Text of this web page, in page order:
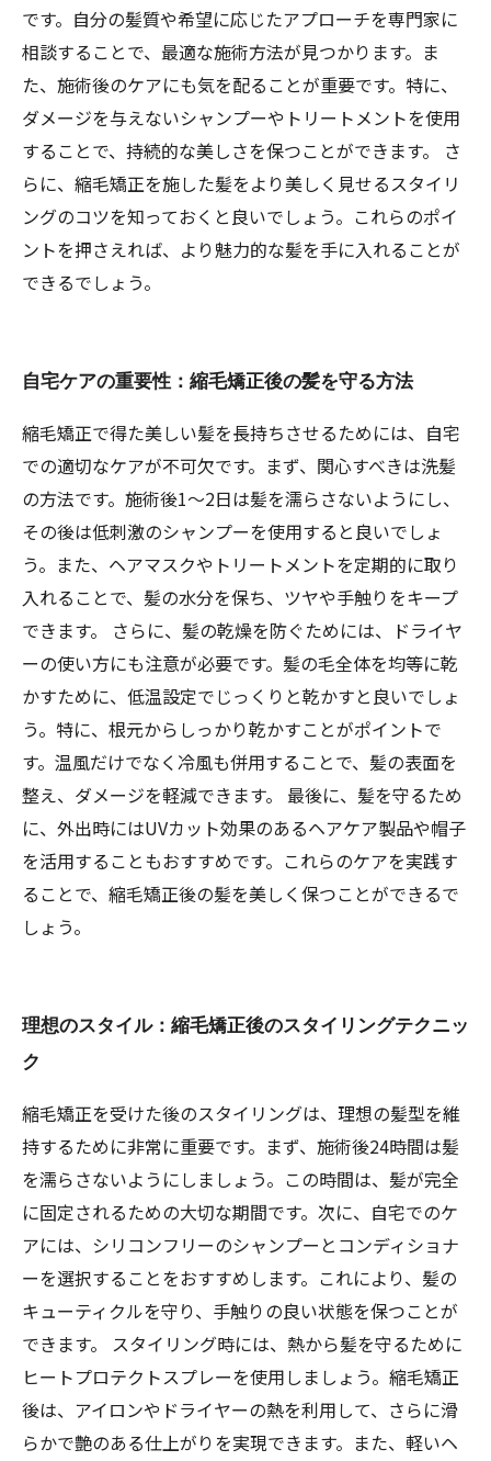
です。自分の髪質や希望に応じたアプローチを専門家に
相談することで、最適な施術方法が見つかります。ま
た、施術後のケアにも気を配ることが重要です。特に、
ダメージを与えないシャンプーやトリートメントを使用
することで、持続的な美しさを保つことができます。 さ
らに、縮毛矯正を施した髪をより美しく見せるスタイリ
ングのコツを知っておくと良いでしょう。これらのポイ
ントを押さえれば、より魅力的な髪を手に入れることが
できるでしょう。
自宅ケアの重要性：縮毛矯正後の髪を守る方法
縮毛矯正で得た美しい髪を長持ちさせるためには、自宅
での適切なケアが不可欠です。まず、関心すべきは洗髪
の方法です。施術後1〜2日は髪を濡らさないようにし、
その後は低刺激のシャンプーを使用すると良いでしょ
う。また、ヘアマスクやトリートメントを定期的に取り
入れることで、髪の水分を保ち、ツヤや手触りをキープ
できます。 さらに、髪の乾燥を防ぐためには、ドライヤ
ーの使い方にも注意が必要です。髪の毛全体を均等に乾
かすために、低温設定でじっくりと乾かすと良いでしょ
う。特に、根元からしっかり乾かすことがポイントで
す。温風だけでなく冷風も併用することで、髪の表面を
整え、ダメージを軽減できます。 最後に、髪を守るため
に、外出時にはUVカット効果のあるヘアケア製品や帽子
を活用することもおすすめです。これらのケアを実践す
ることで、縮毛矯正後の髪を美しく保つことができるで
しょう。
理想のスタイル：縮毛矯正後のスタイリングテクニッ
ク
縮毛矯正を受けた後のスタイリングは、理想の髪型を維
持するために非常に重要です。まず、施術後24時間は髪
を濡らさないようにしましょう。この時間は、髪が完全
に固定されるための大切な期間です。次に、自宅でのケ
アには、シリコンフリーのシャンプーとコンディショナ
ーを選択することをおすすめします。これにより、髪の
キューティクルを守り、手触りの良い状態を保つことが
できます。 スタイリング時には、熱から髪を守るために
ヒートプロテクトスプレーを使用しましょう。縮毛矯正
後は、アイロンやドライヤーの熱を利用して、さらに滑
らかで艶のある仕上がりを実現できます。また、軽いヘ